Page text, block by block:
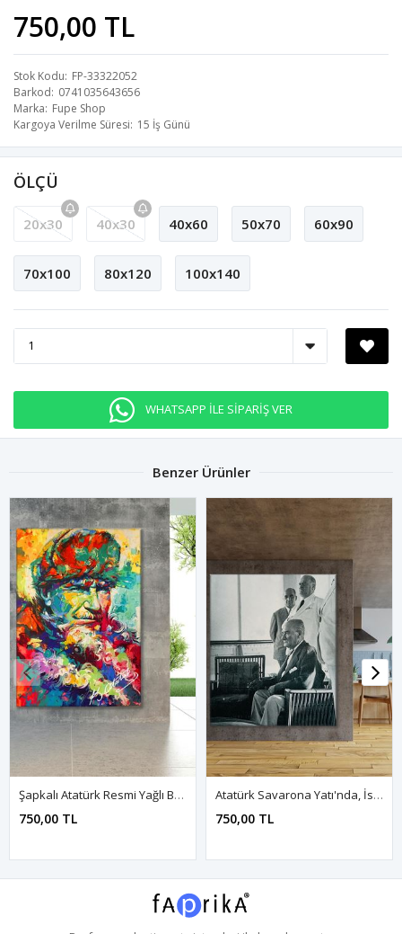
750,00 TL
Stok Kodu FP-33322052
Barkod 0741035643656
Marka Fupe Shop
Kargoya Verilme Süresi 15 İş Günü
ÖLÇÜ
20x30 40x30 40x60 50x70 60x90
70x100 80x120 100x140
WHATSAPP İLE SİPARİŞ VER
Benzer Ürünler
Şapkalı Atatürk Resmi Yağlı Boya Efektli Kanvas Duvar Tablo 221459
750,00 TL
Atatürk Savarona Yatı'nda, İstanbul Kanvas Duvar Tablo 221531
750,00 TL